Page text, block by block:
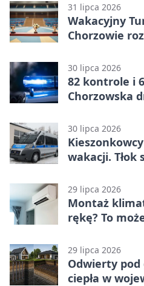
31 lipca 2026
Wakacyjny
Chorzowie
30 lipca 2026
82 kontrole i
Chorzowska
30 lipca 2026
wakacji. Tłok
29 lipca 2026
Montaż
rękę? To
29 lipca 2026
Odwierty
ciepła w